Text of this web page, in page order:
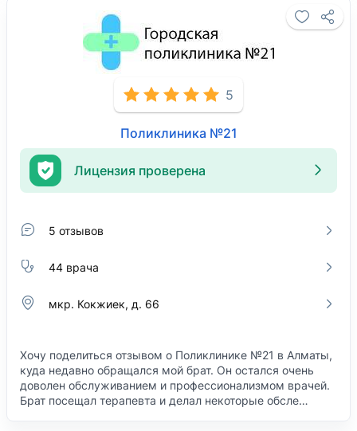
5
Поликлиника №21
Лицензия проверена
5 отзывов
44 врача
мкр. Кокжиек, д. 66
Хочу поделиться отзывом о Поликлинике №21 в Алматы,
куда недавно обращался мой брат. Он остался очень
доволен обслуживанием и профессионализмом врачей.
Брат посещал терапевта и делал некоторые обсле…